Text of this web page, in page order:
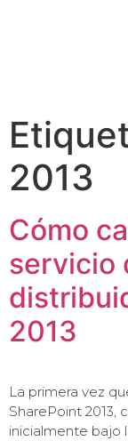
2013
Cómo
servicio
2013
La primera vez
SharePoint 2013,
inicialmente bajo